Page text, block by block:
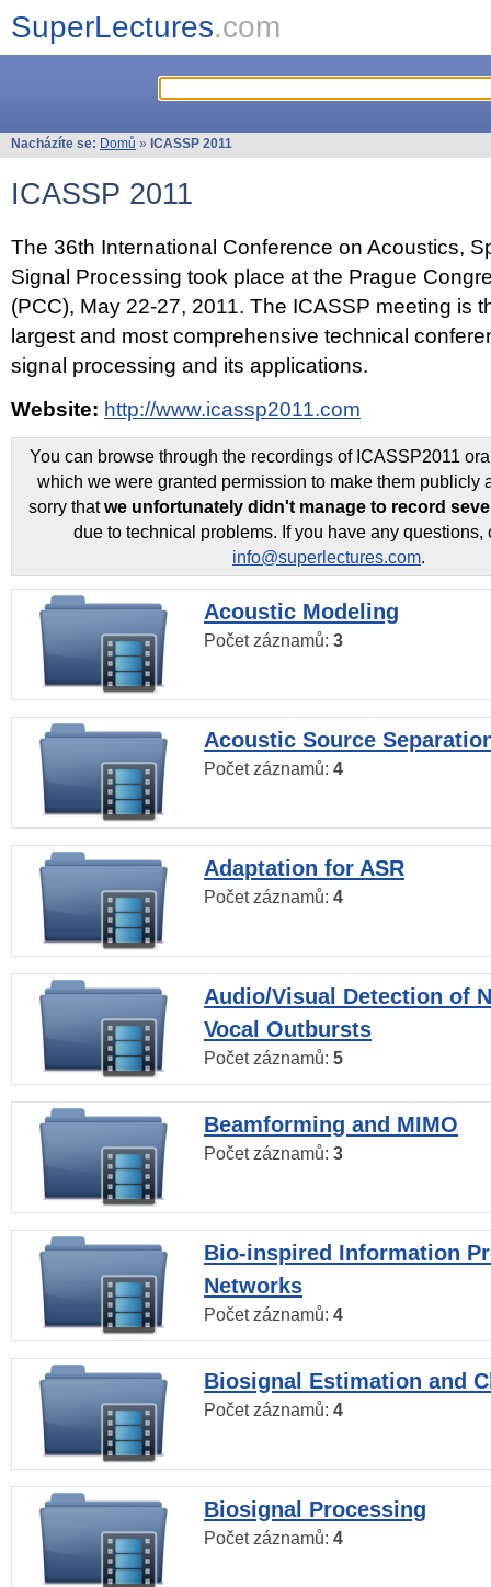
SuperLectures.com
Nacházíte se: Domů » ICASSP 2011
ICASSP 2011
The 36th International Conference on Acoustics,
Signal Processing took place at the Prague
(PCC), May 22-27, 2011. The ICASSP meeting is
largest and most comprehensive technical
signal processing and its applications.
Website: http://www.icassp2011.com
You can browse through the recordings of ICASSP2011
which we were granted permission to make them publicly
sorry thatwe unfortunately didn't manage to record
due to technical problems. If you have any questions,
info@superlectures.com.
Acoustic Modeling
Počet záznamů: 3
Acoustic Source
Počet záznamů: 4
Adaptation for ASR
Počet záznamů: 4
Audio/Visual Detection of
Vocal Outbursts
Počet záznamů: 5
Beamforming and MIMO
Počet záznamů: 3
Bio-inspired Information
Networks
Počet záznamů: 4
Biosignal Estimation and
Počet záznamů: 4
Biosignal Processing
Počet záznamů: 4